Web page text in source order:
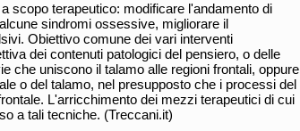
scopo terapeutico: modificare l'andamento di
sindromi ossessive, migliorare il
Obiettivo comune dei vari interventi
dei contenuti patologici del pensiero, o delle
che uniscono il talamo alle regioni frontali, oppure
o del talamo, nel presupposto che i processi del
L'arricchimento dei mezzi terapeutici di cui
a tali tecniche. (Treccani.it)